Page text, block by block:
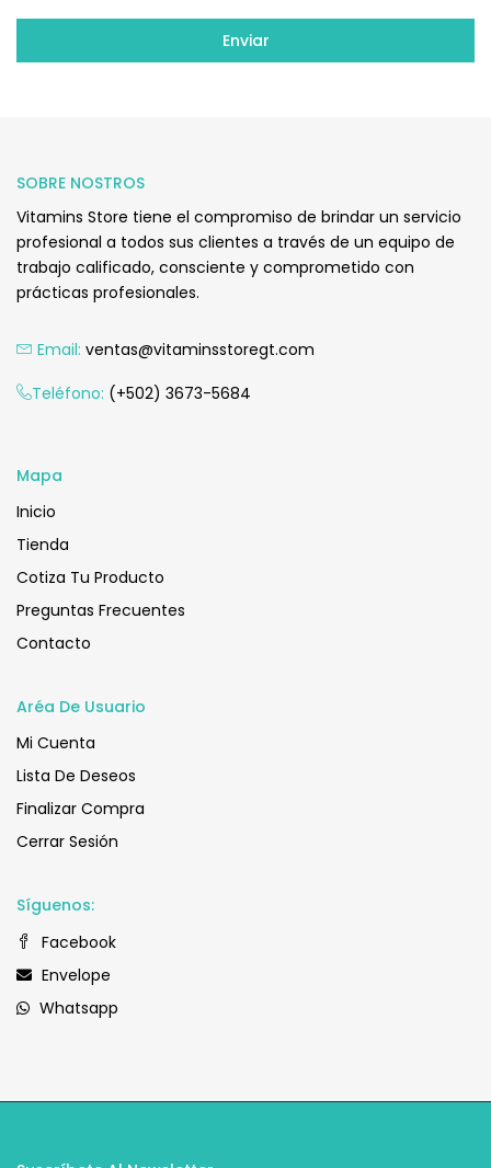
SOBRE NOSTROS
Vitamins Store tiene el compromiso de brindar un servicio
profesional a todos sus clientes a través de un equipo de
trabajo calificado, consciente y comprometido con
prácticas profesionales.
Email: ventas@vitaminsstoregt.com
Teléfono: (+502) 3673-5684
Mapa
Inicio
Tienda
Cotiza Tu Producto
Preguntas Frecuentes
Contacto
Aréa De Usuario
Mi Cuenta
Lista De Deseos
Finalizar Compra
Cerrar Sesión
Síguenos:
Facebook
Envelope
Whatsapp